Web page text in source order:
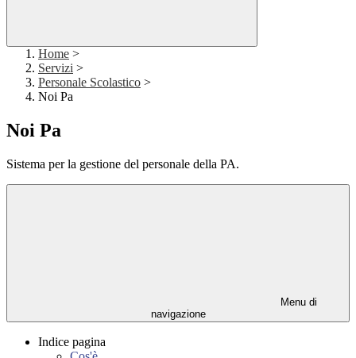
Home >
Servizi >
Personale Scolastico >
Noi Pa
Noi Pa
Sistema per la gestione del personale della PA.
Menu di
navigazione
Indice pagina